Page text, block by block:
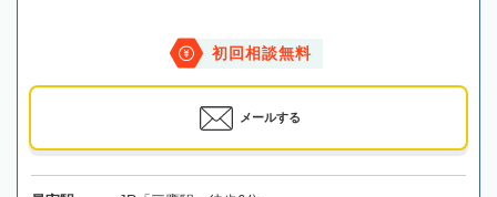
初回相談無料
メールする